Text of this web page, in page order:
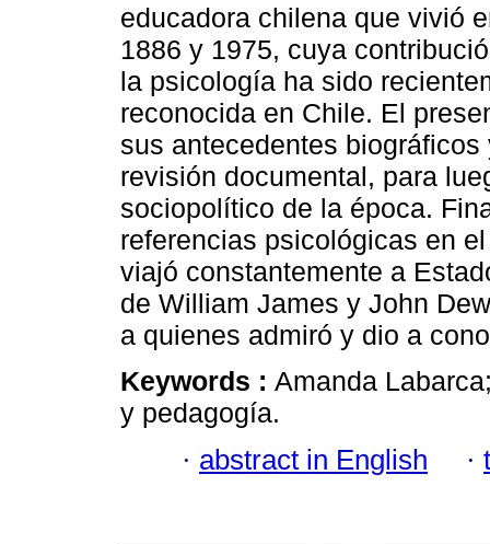
educadora chilena que vivió
1886 y 1975, cuya
la psicología ha sido
reconocida en Chile. El
sus antecedentes
revisión documental, para
sociopolítico de la época.
referencias psicológicas en
viajó constantemente a
de William James y John
a quienes admiró y dio a
Keywords : Amanda
y pedagogía.
· abstract in English ·